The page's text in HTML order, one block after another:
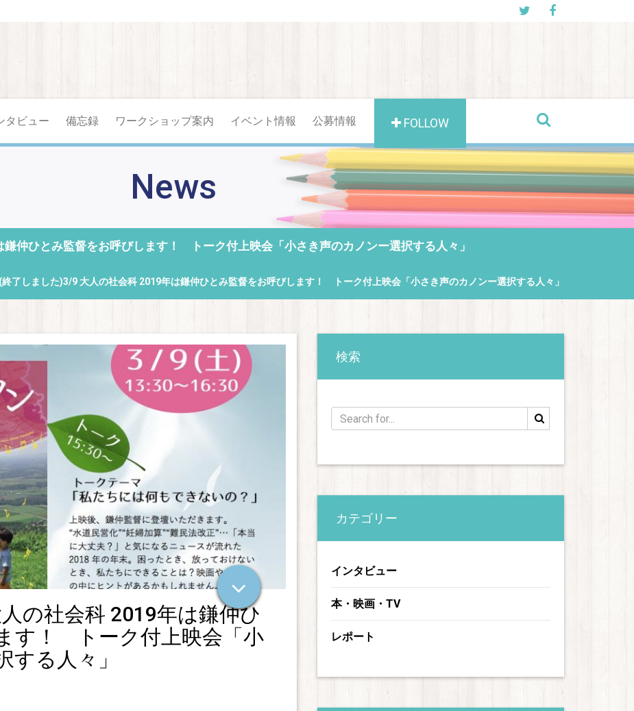
FOLLOW
タビュー 備忘録 ワークショップ案内 イベント情報 公募情報
News
仲ひとみ監督をお呼びします！ トーク付上映会「小さき声のカノンー選択する人々」
(終了しました)3/9 大人の社会科 2019年は鎌仲ひとみ監督をお呼びします！ トーク付上映会「小さき声のカノンー選択する人々」
の社会科 2019年は鎌仲ひ
す！ トーク付上映会「小
する人々」
検索
カテゴリー
インタビュー
本・映画・TV
レポート